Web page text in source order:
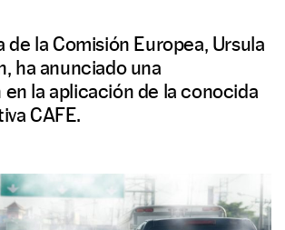
de la Comisión Europea, Ursula
ha anunciado una
la aplicación de la conocida
CAFE.